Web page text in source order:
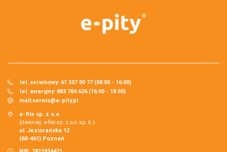
tel. serwisowy: 61 307 00 77 (08:00 - 16:00)
tel. awaryjny: 883 784 626 (16:00 - 18:00)
mail:serwis@e-pity.pl
e-file sp. z o.o.
(dawniej: e-file sp. z o.o. sp. k.)
ul. Jeziorańska 12
(60-461) Poznań